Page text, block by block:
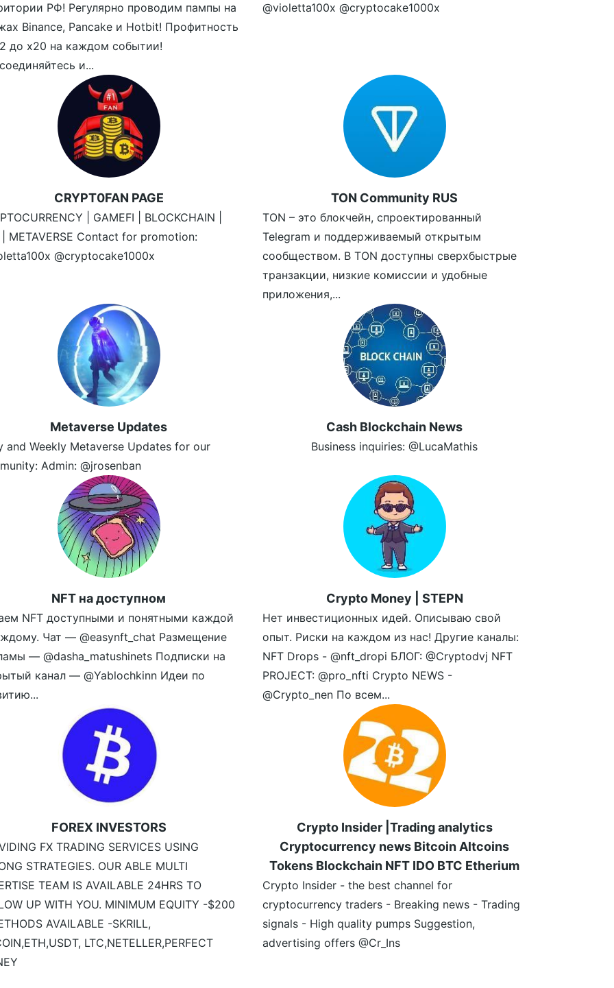
РФ! Регулярно проводим пампы на
Binance, Pancake и Hotbit! Профитность
до х20 на каждом событии!
и...
@violetta100x @cryptocake1000x
CRYPT0FAN PAGE
| GAMEFI | BLOCKCHAIN |
METAVERSE Contact for promotion:
@cryptocake1000x
TON Community RUS
TON – это блокчейн, спроектированный
Telegram и поддерживаемый открытым
сообществом. В TON доступны сверхбыстрые
транзакции, низкие комиссии и удобные
приложения,...
Metaverse Updates
and Weekly Metaverse Updates for our
Admin: @jrosenban
Cash Blockchain News
Business inquiries: @LucaMathis
NFT на доступном
NFT доступными и понятными каждой
Чат — @easynft_chat Размещение
— @dasha_matushinets Подписки на
канал — @Yablochkinn Идеи по
Crypto Money | STEPN
Нет инвестиционных идей. Описываю свой
опыт. Риски на каждом из нас! Другие каналы:
NFT Drops - @nft_dropi БЛОГ: @Cryptodvj NFT
PROJECT: @pro_nfti Crypto NEWS -
@Crypto_nen По всем...
FOREX INVESTORS
FX TRADING SERVICES USING
STRATEGIES. OUR ABLE MULTI
TEAM IS AVAILABLE 24HRS TO
UP WITH YOU. MINIMUM EQUITY -$200
AVAILABLE -SKRILL,
LTC,NETELLER,PERFECT
Crypto Insider |Trading analytics
Cryptocurrency news Bitcoin Altcoins
Tokens Blockchain NFT IDO BTC Etherium
Crypto Insider - the best channel for
cryptocurrency traders - Breaking news - Trading
signals - High quality pumps Suggestion,
advertising offers @Cr_Ins